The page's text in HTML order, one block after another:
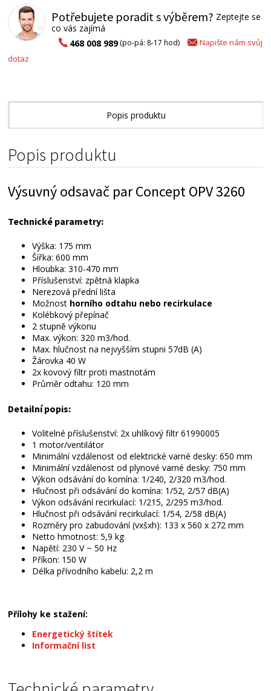
Potřebujete poradit s výběrem? Zeptejte se
co vás zajímá
468 008 989(po-pá: 8-17 hod)
Napište nám svůj
dotaz
Popis produktu
Přílohy ke stažení
Alternativní zboží
Popis produktu
Výsuvný odsavač par Concept OPV 3260
Technické parametry:
Výška: 175 mm
Šířka: 600 mm
Hloubka: 310-470 mm
Příslušenství: zpětná klapka
Nerezová přední lišta
Možnost horního odtahu nebo recirkulace
Kolébkový přepínač
2 stupně výkonu
Max. výkon: 320 m3/hod.
Max. hlučnost na nejvyšším stupni 57dB (A)
Žárovka 40 W
2x kovový filtr proti mastnotám
Průměr odtahu: 120 mm
Detailní popis:
Volitelné příslušenství: 2x uhlíkový filtr 61990005
1 motor/ventilátor
Minimální vzdálenost od elektrické varné desky: 650 mm
Minimální vzdálenost od plynové varné desky: 750 mm
Výkon odsávání do komína: 1/240, 2/320 m3/hod.
Hlučnost při odsávání do komína: 1/52, 2/57 dB(A)
Výkon odsávání recirkulací: 1/215, 2/295 m3/hod.
Hlučnost při odsávání recirkulací: 1/54, 2/58 dB(A)
Rozměry pro zabudování (vxšxh): 133 x 560 x 272 mm
Netto hmotnost: 5,9 kg
Napětí: 230 V ~ 50 Hz
Příkon: 150 W
Délka přívodního kabelu: 2,2 m
Přílohy ke stažení:
Energetický štítek
Informační list